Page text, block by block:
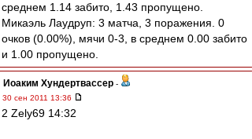
среднем 1.14 забито, 1.43 пропущено.
Микаэль Лаудруп: 3 матча, 3 поражения. 0
очков (0.00%), мячи 0-3, в среднем 0.00 забито
и 1.00 пропущено.
Иоаким Хундертвассер -
30 сен 2011 13:36
2 Zely69 14:32